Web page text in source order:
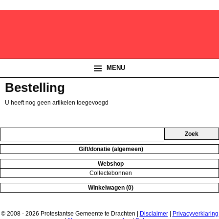
MENU
Bestelling
U heeft nog geen artikelen toegevoegd
Gift/donatie (algemeen)
Webshop
Collectebonnen
Winkelwagen (0)
© 2008 - 2026 Protestantse Gemeente te Drachten | Disclaimer| Privacyverklaring